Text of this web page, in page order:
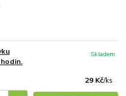
29 Kč/ks
Skladem